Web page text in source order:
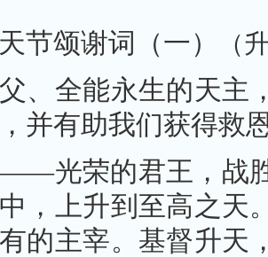
节颂谢词 （一） （
、全能永生的天主
并有助我们获得救
光荣的君王，战
，上升到至高之天
的主宰。基督升天